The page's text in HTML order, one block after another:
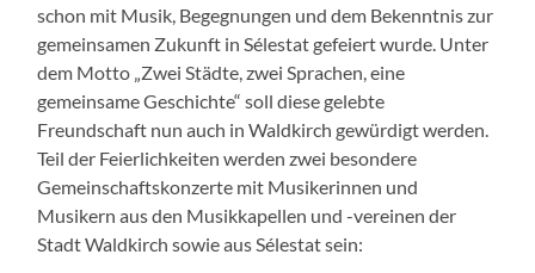
schon mit Musik, Begegnungen und dem Bekenntnis zur
gemeinsamen Zukunft in Sélestat gefeiert wurde. Unter
dem Motto „Zwei Städte, zwei Sprachen, eine
gemeinsame Geschichte“ soll diese gelebte
Freundschaft nun auch in Waldkirch gewürdigt werden.
Teil der Feierlichkeiten werden zwei besondere
Gemeinschaftskonzerte mit Musikerinnen und
Musikern aus den Musikkapellen und -vereinen der
Stadt Waldkirch sowie aus Sélestat sein: